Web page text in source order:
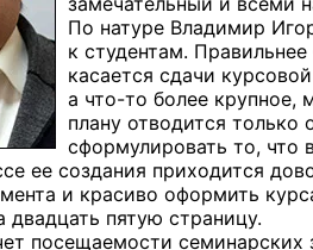
По натуре Владимир
к студентам.
касается сдачи
а что-то более крупное,
плану отводится только
сформулировать то, что
ее создания приходится
и красиво оформить
двадцать пятую страницу.
посещаемости семинарских